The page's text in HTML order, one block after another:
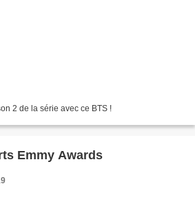
2 de la série avec ce BTS !
Nikki aux Arts Emmy Awards